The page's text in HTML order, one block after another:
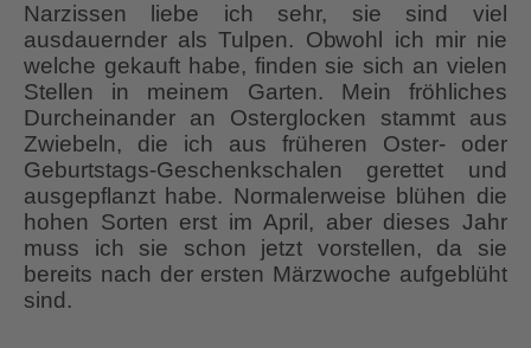
Narzissen liebe ich sehr, sie sind viel
ausdauernder als Tulpen. Obwohl ich mir nie
welche gekauft habe, finden sie sich an vielen
Stellen in meinem Garten. Mein fröhliches
Durcheinander an Osterglocken stammt aus
Zwiebeln, die ich aus früheren Oster- oder
Geburtstags-Geschenkschalen gerettet und
ausgepflanzt habe. Normalerweise blühen die
hohen Sorten erst im April, aber dieses Jahr
muss ich sie schon jetzt vorstellen, da sie
bereits nach der ersten Märzwoche aufgeblüht
sind.